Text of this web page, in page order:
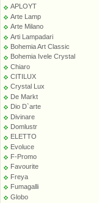
APLOYT
Arte Lamp
Arte Milano
Arti Lampadari
Bohemia Art Classic
Bohemia Ivele Crystal
Chiaro
CITILUX
Crystal Lux
De Markt
Dio D`arte
Divinare
Domlustr
ELETTO
Evoluce
F-Promo
Favourite
Freya
Fumagalli
Globo